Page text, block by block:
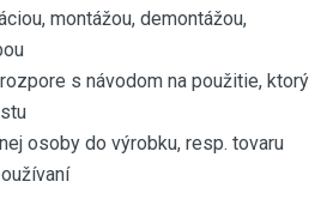
montážou, demontážou,
s návodom na použitie, ktorý
osoby do výrobku, resp. tovaru